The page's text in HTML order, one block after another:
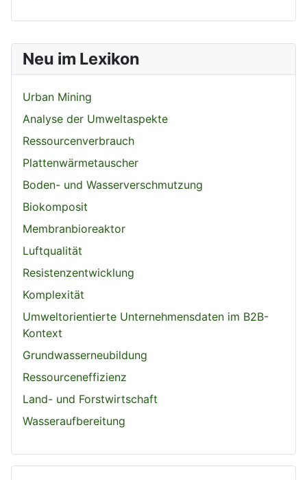
Neu im Lexikon
Urban Mining
Analyse der Umweltaspekte
Ressourcenverbrauch
Plattenwärmetauscher
Boden- und Wasserverschmutzung
Biokomposit
Membranbioreaktor
Luftqualität
Resistenzentwicklung
Komplexität
Umweltorientierte Unternehmensdaten im B2B-
Kontext
Grundwasserneubildung
Ressourceneffizienz
Land- und Forstwirtschaft
Wasseraufbereitung